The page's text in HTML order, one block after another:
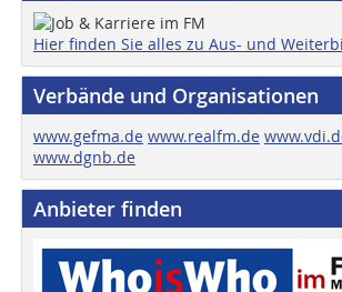
Hier finden Sie alles zu Aus- und
Verbände und Organisationen
www.gefma.de www.realfm.de
www.dgnb.de
Anbieter finden